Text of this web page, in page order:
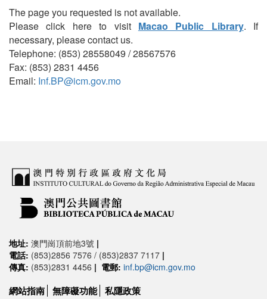
The page you requested is not available.
Please click here to visit Macao Public Library. If
necessary, please contact us.
Telephone: (853) 28558049 / 28567576
Fax: (853) 2831 4456
Email: Inf.BP@icm.gov.mo
地址: 澳門崗頂前地3號 |
電話: (853)2856 7576 / (853)2837 7117 |
傳真: (853)2831 4456 | 電郵: inf.bp@icm.gov.mo
網站指南 無障礙功能 私隱政策